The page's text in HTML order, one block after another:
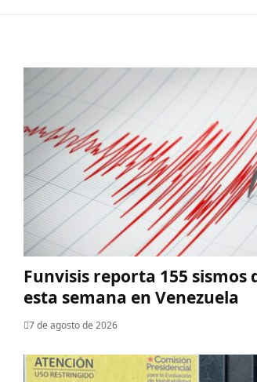
Funvisis reporta 155 sismos
esta semana en Venezuela
7 de agosto de 2026